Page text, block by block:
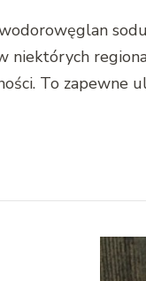
niektórych
To zapewne